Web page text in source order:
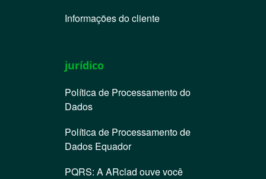
Informações do cliente
jurídico
Política de Processamento do
Dados
Política de Processamento de
Dados Equador
PQRS: A ARclad ouve você